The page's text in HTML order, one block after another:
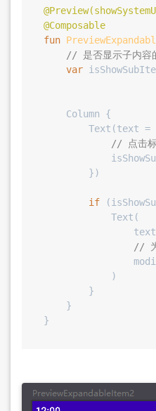
@Composable
fun
// 是否显示子内容
var
    Column {
        Text(text =
// 点击标
        })
if
            Text(
//
            )
        }
    }